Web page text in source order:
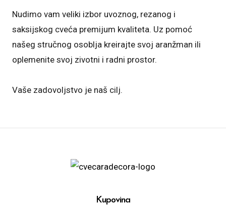
Nudimo vam veliki izbor uvoznog, rezanog i
saksijskog cveća premijum kvaliteta. Uz pomoć
našeg stručnog osoblja kreirajte svoj aranžman ili
oplemenite svoj zivotni i radni prostor.
Vaše zadovoljstvo je naš cilj.
Kupovina